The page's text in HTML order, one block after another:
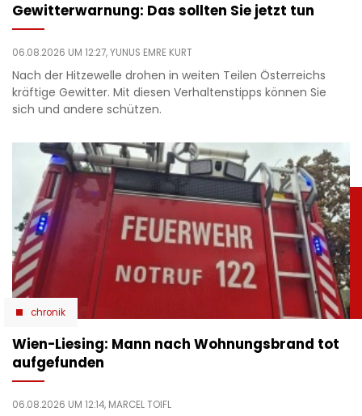
Gewitterwarnung: Das sollten Sie jetzt tun
06.08.2026 UM 12:27,YUNUS EMRE KURT
Nach der Hitzewelle drohen in weiten Teilen Österreichs
kräftige Gewitter. Mit diesen Verhaltenstipps können Sie
sich und andere schützen.
chronik
Wien-Liesing: Mann nach Wohnungsbrand tot
aufgefunden
06.08.2026 UM 12:14, MARCEL TOIFL